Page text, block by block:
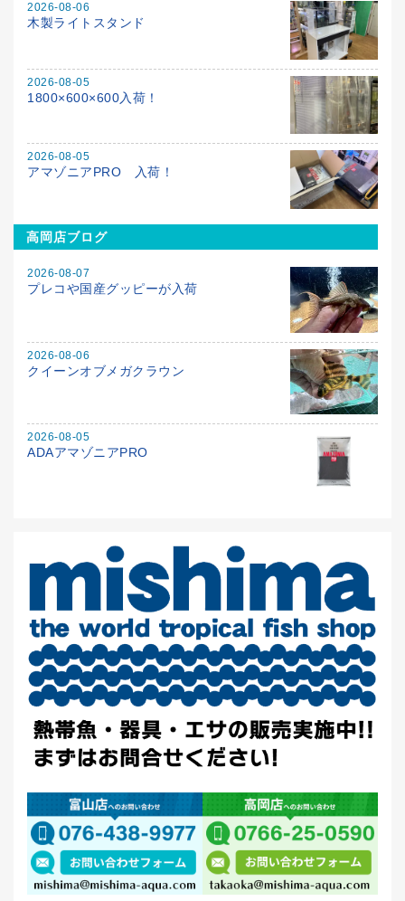
2026-08-06
木製ライトスタンド
2026-08-05
1800×600×600入荷！
2026-08-05
アマゾニアPRO 入荷！
高岡店ブログ
2026-08-07
プレコや国産グッピーが入荷
2026-08-06
クイーンオブメガクラウン
2026-08-05
ADAアマゾニアPRO